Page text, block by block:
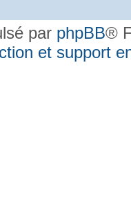
par phpBB®
et support